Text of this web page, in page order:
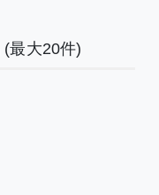
(最大20件)